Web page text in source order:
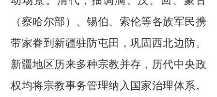
（察哈尔部）、锡伯、索伦等各族军民携
带家眷到新疆驻防屯田，巩固西北边防。
新疆地区历来多种宗教并存，历代中央政
权均将宗教事务管理纳入国家治理体系。